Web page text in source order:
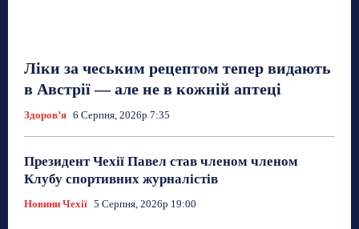
Ліки за чеським рецептом тепер видають
в Австрії — але не в кожній аптеці
Здоровʼя 6 Серпня, 2026р 7:35
Президент Чехії Павел став членом членом
Клубу спортивних журналістів
Новини Чехії 5 Серпня, 2026р 19:00